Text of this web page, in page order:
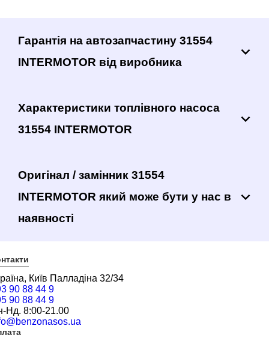
Гарантія на автозапчастину 31554
INTERMOTOR від виробника
Характеристики топлівного насоса
31554 INTERMOTOR
Оригінал / замінник 31554
INTERMOTOR який може бути у нас в
наявності
Київ Палладіна 32/34
90 88 44 9
90 88 44 9
Нд. 8:00-21.00